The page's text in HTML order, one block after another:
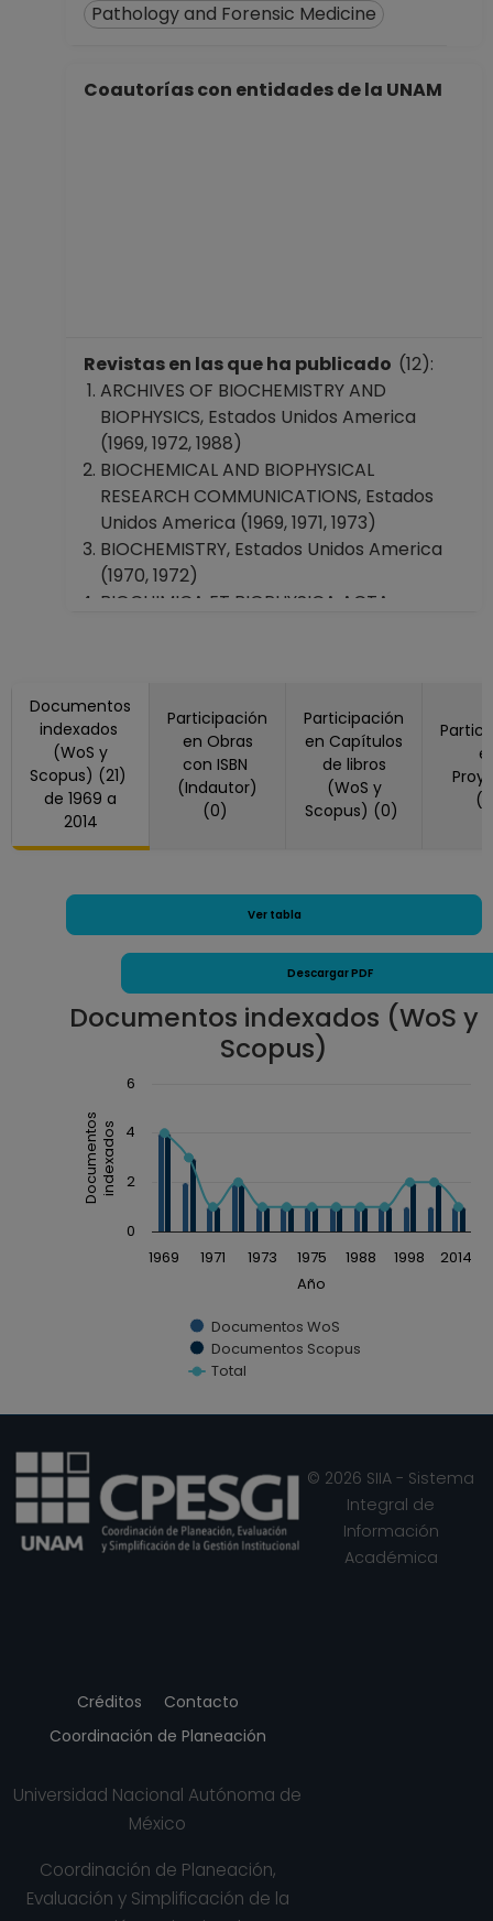
Pathology and Forensic Medicine
Coautorías con entidades de la UNAM
Revistas en las que ha publicado (12):
ARCHIVES OF BIOCHEMISTRY AND
BIOPHYSICS, Estados Unidos America
(1969, 1972, 1988)
BIOCHEMICAL AND BIOPHYSICAL
RESEARCH COMMUNICATIONS, Estados
Unidos America (1969, 1971, 1973)
BIOCHEMISTRY, Estados Unidos America
(1970, 1972)
BIOCHIMICA ET BIOPHYSICA ACTA-
(1969, 1998)
EXPERIMENTAL AND TOXICOLOGIC
PATHOLOGY, Alemania (2014)
JOURNAL OF BIOENERGETICS AND
BIOMEMBRANES, Estados Unidos America
(1975)
Estados Unidos America (1969, 1970, 1995)
JOURNAL OF CELL BIOLOGY, Estados
MICROSCOPY RESEARCH AND TECHNIQUE,
Estados Unidos America (1998)
TOXICOLOGY LETTERS, Irlanda (2006)
Documentos
indexados
(WoS y
Scopus) (21)
de 1969 a
2014
Participación
en Obras
con ISBN
(Indautor)
(0)
Participación
en Capítulos
de libros
(WoS y
Scopus) (0)
Ver tabla
Descargar PDF
Documentos indexados (WoS y
Scopus)
Chart
Combination chart with 3 data series.
The chart has 1 X axis displaying Año.
The chart has 1 Y axis displaying Documentos
Año
Documentosindexados
Documentos WoS
Documentos Scopus
Total
1969 1971 1973 1975 1988 1998 2014
0
2
4
6
End of interactive chart.
Créditos
Contacto
Coordinación de Planeación
Universidad Nacional Autónoma de
México
Coordinación de Planeación,
Evaluación y Simplificación de la
© 2026 SIIA - Sistema
Integral de
Información
Académica